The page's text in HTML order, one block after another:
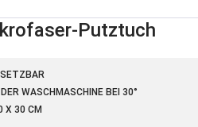
Putztuch
WASCHMASCHINE BEI 30°
30 CM